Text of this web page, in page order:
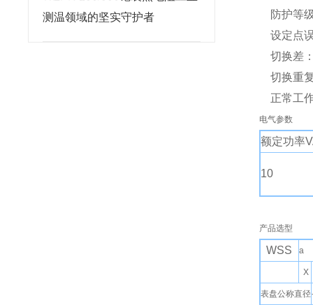
测温领域的坚实守护者
防护等
设定点
切换差
切换重
正常工
电气参数
额定功率
10
产品选型
WSS a
X
表盘公称直径